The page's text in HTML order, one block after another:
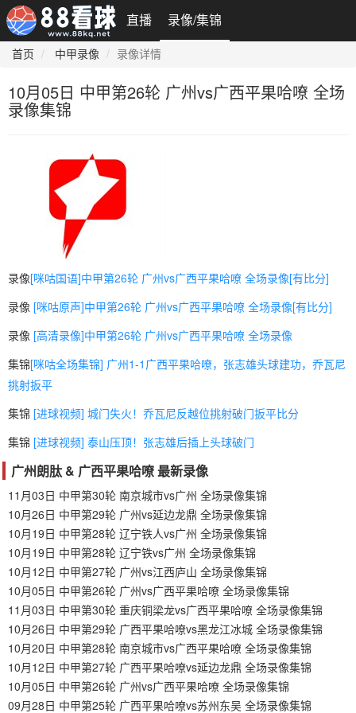
直播 录像/集锦
首页 中甲录像 录像详情
10月05日 中甲第26轮 广州vs广西平果哈嘹 全场
录像集锦
录像[咪咕国语]中甲第26轮 广州vs广西平果哈嘹 全场录像[有比分]
录像 [咪咕原声]中甲第26轮 广州vs广西平果哈嘹 全场录像[有比分]
录像 [高清录像]中甲第26轮 广州vs广西平果哈嘹 全场录像
集锦[咪咕全场集锦] 广州1-1广西平果哈嘹，张志雄头球建功，乔瓦尼
挑射扳平
集锦 [进球视频] 城门失火！乔瓦尼反越位挑射破门扳平比分
集锦 [进球视频] 泰山压顶！张志雄后插上头球破门
广州朗肽 & 广西平果哈嘹 最新录像
11月03日 中甲第30轮 南京城市vs广州 全场录像集锦
10月26日 中甲第29轮 广州vs延边龙鼎 全场录像集锦
10月19日 中甲第28轮 辽宁铁人vs广州 全场录像集锦
10月19日 中甲第28轮 辽宁铁vs广州 全场录像集锦
10月12日 中甲第27轮 广州vs江西庐山 全场录像集锦
10月05日 中甲第26轮 广州vs广西平果哈嘹 全场录像集锦
11月03日 中甲第30轮 重庆铜梁龙vs广西平果哈嘹 全场录像集锦
10月26日 中甲第29轮 广西平果哈嘹vs黑龙江冰城 全场录像集锦
10月20日 中甲第28轮 南京城市vs广西平果哈嘹 全场录像集锦
10月12日 中甲第27轮 广西平果哈嘹vs延边龙鼎 全场录像集锦
10月05日 中甲第26轮 广州vs广西平果哈嘹 全场录像集锦
09月28日 中甲第25轮 广西平果哈嘹vs苏州东吴 全场录像集锦